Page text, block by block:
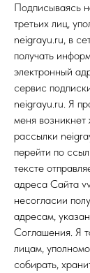
Подписываясь
третьих лиц,
neigrayu.ru, в
получать
электронный
сервис
neigrayu.ru. Я
меня
рассылки
перейти по
тексте
адреса Сайта
несогласии
адресам,
Соглашения. Я
лицам,
собирать,